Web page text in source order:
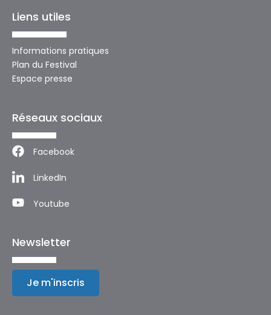
Liens utiles
Informations pratiques
Plan du Festival
Espace presse
Réseaux sociaux
Facebook
LinkedIn
Youtube
Newsletter
Je m'inscris